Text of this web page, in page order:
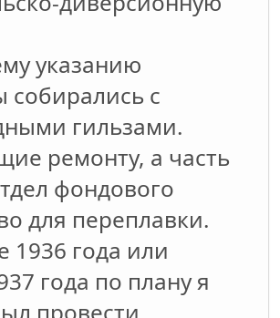
указанию
собирались с
гильзами.
ремонту, а часть
фондового
для переплавки.
1936 года или
года по плану я
провести